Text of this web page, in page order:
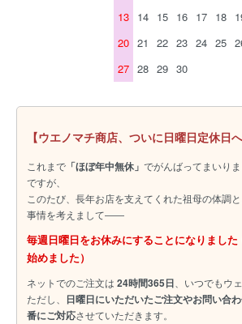
13 14 15 16 17 18
20 21 22 23 24 25
27 28 29 30
【ウエノマチ商店、ついに日曜日定休日
これまで 「ほぼ年中無休」 でがんばってまいり
ですが、
このたび、長年お店を支えてくれた祖母の体調
事情を考えまして――
毎週日曜日をお休みにすることになりました
始めました）
ネットでのご注文は 24時間365日 、いつでもウ
ただし、
日曜日にいただいたご注文やお問い合
番にご対応させていただきます。